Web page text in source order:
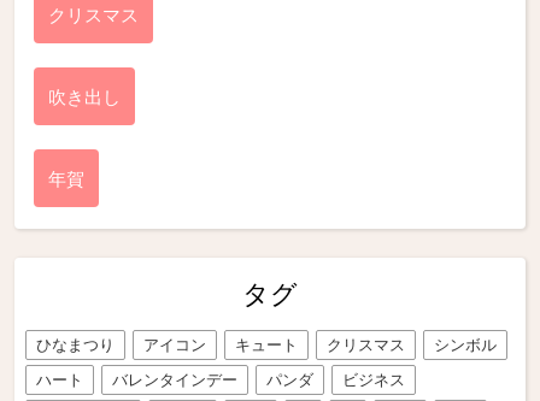
クリスマス
吹き出し
年賀
タグ
ひなまつり アイコン キュート クリスマス
シンボル
ハート
バレンタインデー パンダ
ビジネス